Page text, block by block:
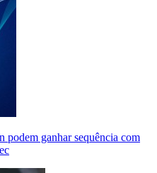
podem ganhar sequência com